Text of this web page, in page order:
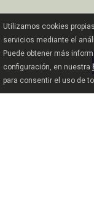
Utilizamos cookies
servicios mediante el
Puede obtener más
configuración, en nuestra
para consentir el uso de